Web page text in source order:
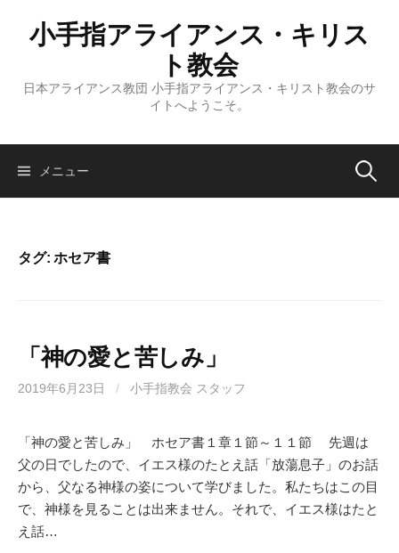
ス
小手指アライアンス・キリス
ト教会
日本アライアンス教団 小手指アライアンス・キリスト教会のサ
イトへようこそ。
メニュー 検
タグ:ホセア書
「神の愛と苦しみ」
2019年6月23日 / 小手指教会 スタッフ
「神の愛と苦しみ」 ホセア書１章１節～１１節 先週は
父の日でしたので、イエス様のたとえ話「放蕩息子」のお話
から、父なる神様の姿について学びました。私たちはこの目
で、神様を見ることは出来ません。それで、イエス様はたと
え話…